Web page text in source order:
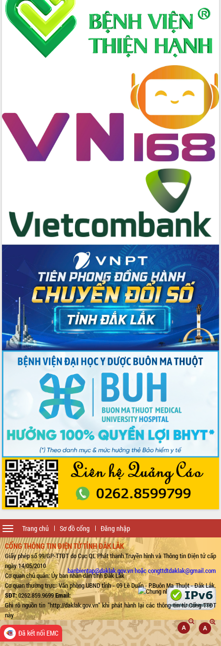
Trang chủ Sơ đồ cổng Đăng nhập
Toggle
navigation
CỔNG THÔNG TIN ĐIỆN TỬ TỈNH ĐẮK LẮK
Giấy phép số 99/GP-TTĐT do Cục QL Phát thanh Truyền hình và Thông tin Điện tử cấp
ngày 14/05/2010
Cơ quan chủ quản: Ủy ban nhân dân tỉnh Đắk Lắk
Cơ quan thường trực: Văn phòng UBND tỉnh - 09 Lê Duẩn - P.Buôn Ma Thuột - Đắk Lắk.
SĐT:0262.859.9699Email:
banbientap@daklak.gov.vn hoặc congttdtdaklak@gmail.com
Ghi rõ nguồn tin "http://daklak.gov.vn" khi phát hành lại các thông tin từ Cổng TTĐT
này
Đã kết nối EMC